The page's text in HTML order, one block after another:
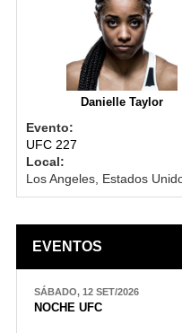
Danielle Taylor
Evento:
UFC 227
Local:
Los Angeles, Estados
EVENTOS
SÁBADO, 12 SET/2026
NOCHE UFC